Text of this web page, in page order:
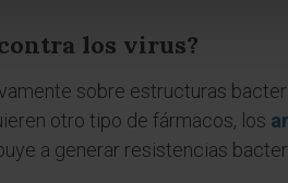
los virus?
sobre estructuras
otro tipo de fármacos, los
a generar resistencias